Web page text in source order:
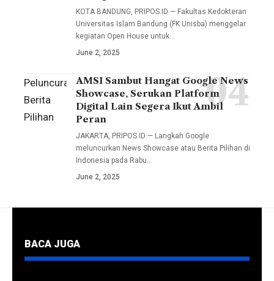
Muhammad
Arif,
S.Sos.I.,
M.I.Kom.,
Dra.,
Ketua
Prodi
menggelar
kegiatan
Open
Penerimaan
melalui
KOTA BANDUNG, PRIPOS.ID — Fakultas Kedokteran
Universitas Islam Bandung (FK Unisba) menggelar
kegiatan Open House untuk…
June 2, 2025
Peluncuran
Berita
Pilihan
Lewat
AMSI Sambut Hangat Google News
Showcase, Serukan Platform
Digital Lain Segera Ikut Ambil
Peran
JAKARTA, PRIPOS.ID — Langkah Google
meluncurkan News Showcase atau Berita Pilihan di
Indonesia pada Rabu…
June 2, 2025
BACA JUGA